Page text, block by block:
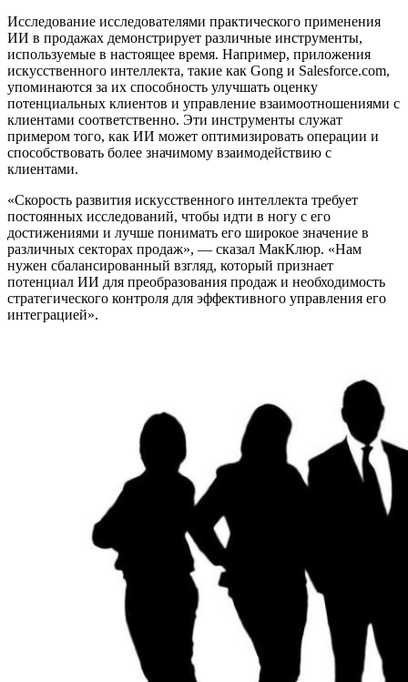
Исследование исследователями практического применения
ИИ в продажах демонстрирует различные инструменты,
используемые в настоящее время. Например, приложения
искусственного интеллекта, такие как Gong и Salesforce.com,
упоминаются за их способность улучшать оценку
потенциальных клиентов и управление взаимоотношениями с
клиентами соответственно. Эти инструменты служат
примером того, как ИИ может оптимизировать операции и
способствовать более значимому взаимодействию с
клиентами.
«Скорость развития искусственного интеллекта требует
постоянных исследований, чтобы идти в ногу с его
достижениями и лучше понимать его широкое значение в
различных секторах продаж», — сказал МакКлюр. «Нам
нужен сбалансированный взгляд, который признает
потенциал ИИ для преобразования продаж и необходимость
стратегического контроля для эффективного управления его
интеграцией».